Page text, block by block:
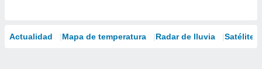
Actualidad Mapa de temperatura Radar de lluvia Satélites